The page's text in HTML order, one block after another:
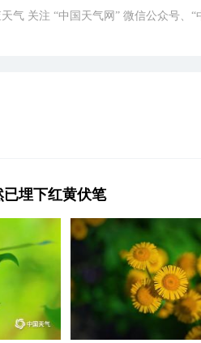
气 关注 “中国天气网” 微信公众号、
埋下红黄伏笔